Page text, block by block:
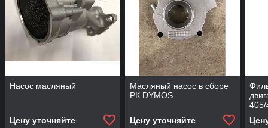
Насос масляный
Цену уточняйте
Масляный насос в сборе
РК DYMOS
Цену уточняйте